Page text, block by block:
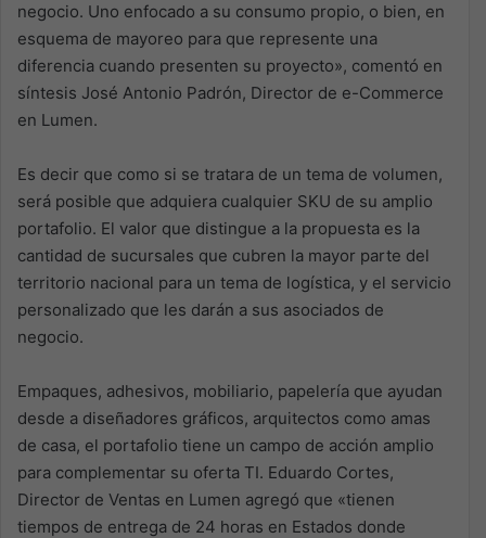
negocio. Uno enfocado a su consumo propio, o bien, en
esquema de mayoreo para que represente una
diferencia cuando presenten su proyecto», comentó en
síntesis José Antonio Padrón, Director de e-Commerce
en Lumen.
Es decir que como si se tratara de un tema de volumen,
será posible que adquiera cualquier SKU de su amplio
portafolio. El valor que distingue a la propuesta es la
cantidad de sucursales que cubren la mayor parte del
territorio nacional para un tema de logística, y el servicio
personalizado que les darán a sus asociados de
negocio.
Empaques, adhesivos, mobiliario, papelería que ayudan
desde a diseñadores gráficos, arquitectos como amas
de casa, el portafolio tiene un campo de acción amplio
para complementar su oferta TI. Eduardo Cortes,
Director de Ventas en Lumen agregó que «tienen
tiempos de entrega de 24 horas en Estados donde